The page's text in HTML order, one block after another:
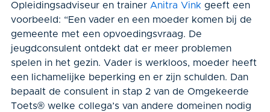
Opleidingsadviseur en trainer Anitra Vinkgeeft een
voorbeeld: “Een vader en een moeder komen bij de
gemeente met een opvoedingsvraag. De
jeugdconsulent ontdekt dat er meer problemen
spelen in het gezin. Vader is werkloos, moeder heeft
een lichamelijke beperking en er zijn schulden. Dan
bepaalt de consulent in stap 2 van de Omgekeerde
Toets®welke collega’s van andere domeinen nodig